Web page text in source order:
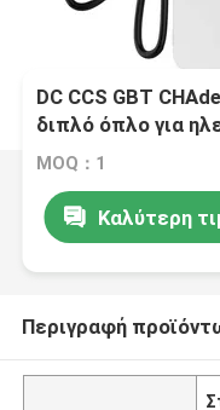
DC CCS GBT
διπλό όπλο για
MOQ：1
Καλύτερη
Περιγραφή